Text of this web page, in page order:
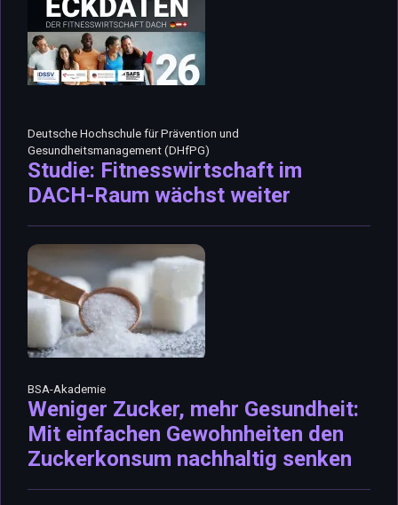
Deutsche Hochschule für Prävention und
Gesundheitsmanagement (DHfPG)
Studie: Fitnesswirtschaft im
DACH-Raum wächst weiter
BSA-Akademie
Weniger Zucker, mehr Gesundheit:
Mit einfachen Gewohnheiten den
Zuckerkonsum nachhaltig senken